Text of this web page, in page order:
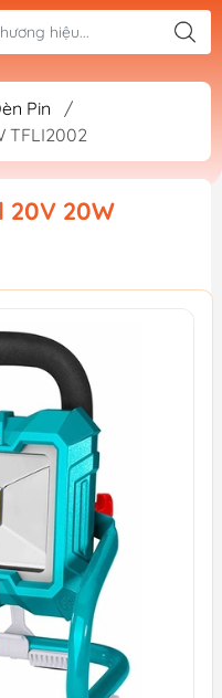
Pin
/
TFLI2002
20W